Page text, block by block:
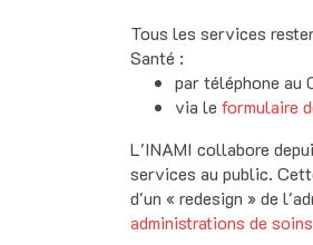
Tous les services
Santé :
par téléphone au
via le formulaire
L'INAMI collabore
services au public.
d'un « redesign » de
administrations de